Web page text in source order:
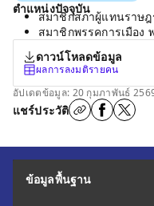
ตำแหน่งปัจจุบัน
สมาชิกสภาผู้แทนราษฎ
สมาชิกพรรคการเมือง
ดาวน์โหลดข้อมูล
ผลการลงมติรายคน
อัปเดตข้อมูล: 20 กุมภาพันธ์
แชร์ประวัติ
ข้อมูลพื้นฐาน